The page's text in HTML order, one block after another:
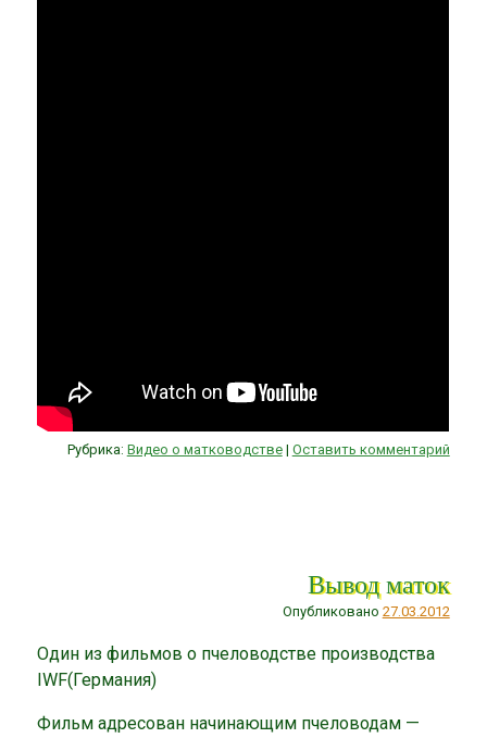
Рубрика: Видео о матководстве | Оставить комментарий
Вывод маток
Опубликовано 27.03.2012
Один из фильмов о пчеловодстве производства
IWF(Германия)
Фильм адресован начинающим пчеловодам —